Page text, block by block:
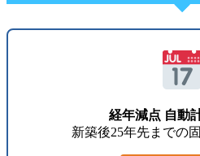
経年減点 自動
新築後25年先までの